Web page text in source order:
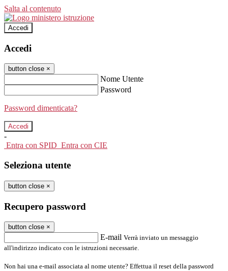
Salta al contenuto
Accedi
Accedi
button close ×
Nome Utente
Password
Password dimenticata?
-
Entra con SPID Entra con CIE
Seleziona utente
button close ×
Recupero password
button close ×
E-mail Verrà inviato un messaggio
all'indirizzo indicato con le istruzioni necessarie.
Non hai una e-mail associata al nome utente? Effettua il reset della password